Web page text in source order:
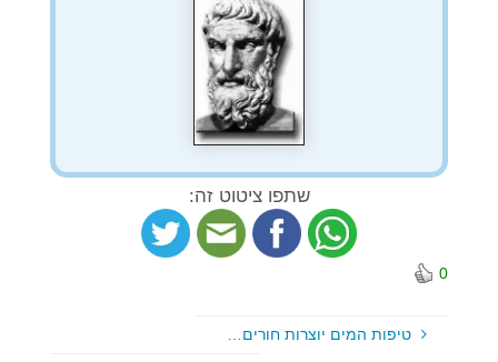
שתפו ציטוט זה:
0
טיפות המים יוצרות חורים…